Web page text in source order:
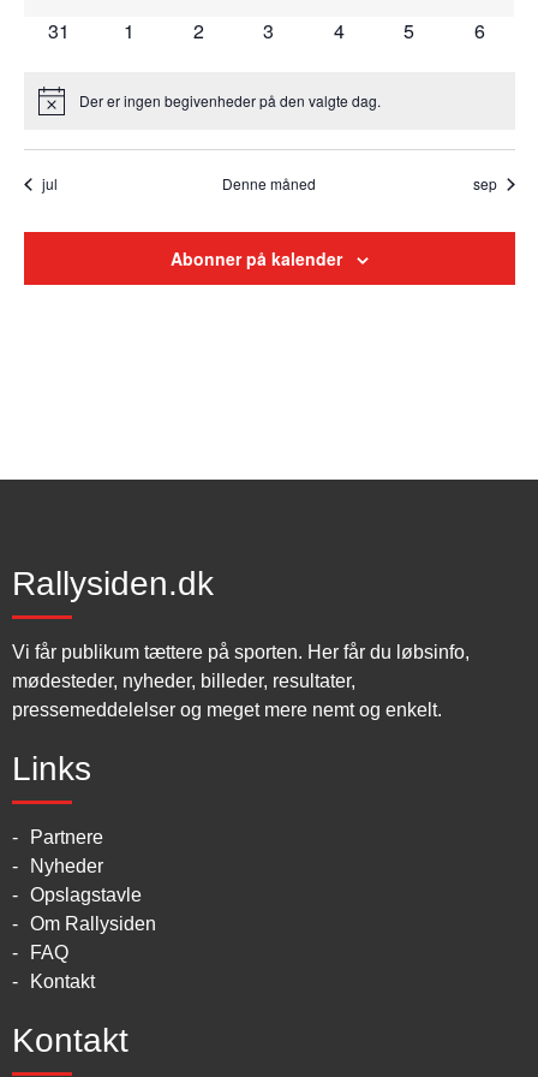
0 begivenheder
31 0 begivenheder
1 0 begivenheder
2 0 begivenheder
3 0 begivenheder
4 1 begivenhed
5 0
6
Notice Der er ingen begivenheder på den valgte dag.
jul Denne måned sep
Abonner på kalender
Rallysiden.dk
Vi får publikum tættere på sporten. Her får du løbsinfo,
mødesteder, nyheder, billeder, resultater,
pressemeddelelser og meget mere nemt og enkelt.
Links
Partnere
Nyheder
Opslagstavle
Om Rallysiden
FAQ
Kontakt
Kontakt